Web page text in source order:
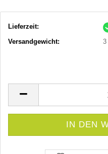
Lieferzeit:
Versandgewicht:
3